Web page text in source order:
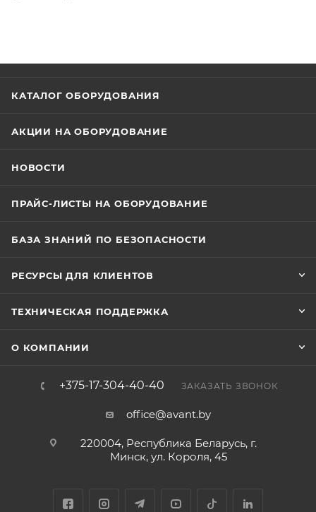
КАТАЛОГ ОБОРУДОВАНИЯ
АКЦИИ НА ОБОРУДОВАНИЕ
НОВОСТИ
ПРАЙС-ЛИСТЫ НА ОБОРУДОВАНИЕ
БАЗА ЗНАНИЙ ПО БЕЗОПАСНОСТИ
РЕСУРСЫ ДЛЯ КЛИЕНТОВ
ТЕХНИЧЕСКАЯ ПОДДЕРЖКА
О КОМПАНИИ
+375-17-304-40-40 ЗАКАЗАТЬ ЗВОНОК
office@avant.by
220004, Республика Беларусь, г.
Минск, ул. Короля, 45